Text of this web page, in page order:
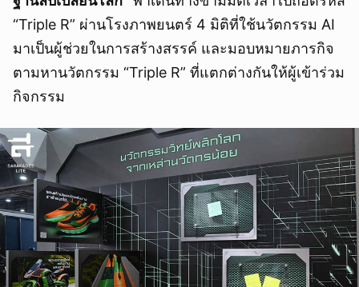
“Triple R” ผ่านโรงภาพยนตร์ 4 มิติที่ใช้นวัตกรรม AI
มาเป็นผู้ช่วยในการสร้างสรรค์ และมอบหมายภารกิจ
ตามหานวัตกรรม “Triple R” ที่แตกต่างกันให้ผู้เข้าร่วม
กิจกรรม